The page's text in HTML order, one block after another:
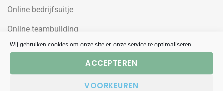
Wij gebruiken cookies om onze site en onze service te optimaliseren.
ACCEPTEREN
VOORKEUREN
Online bedrijfsuitje
Online teambuilding